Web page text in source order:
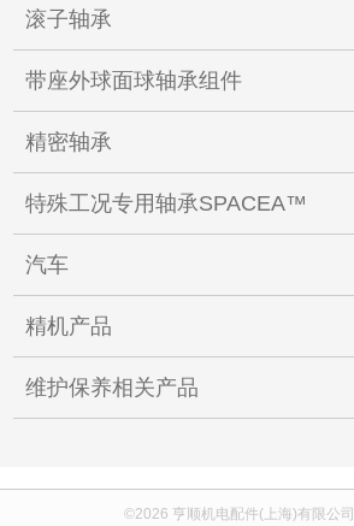
滚子轴承
带座外球面球轴承组件
精密轴承
特殊工况专用轴承SPACEA™
汽车
精机产品
维护保养相关产品
©2026 亨顺机电配件(上海)有限公司